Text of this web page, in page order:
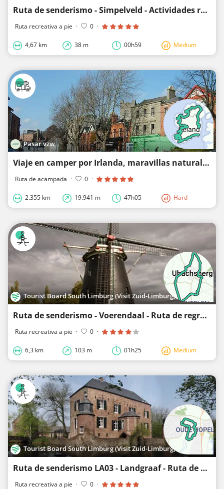
Ruta de senderismo - Simpelveld - Actividades romanas en Bocholtz
Ruta recreativa a pie · 0 ·
4,67 km 38 m 00h59 Medium
Pasar vzw
Viaje en camper por Irlanda, maravillas naturales y encantadoras ciudades
Ruta de acampada · 0 ·
2.355 km 19.941 m 47h05 Hard
Tourist Board South Limburg (Visit Zuid-Limburg)
Ruta de senderismo - Voerendaal - Ruta de regreso atrás
Ruta recreativa a pie · 0 ·
6,3 km 103 m 01h25 Medium
Tourist Board South Limburg (Visit Zuid-Limburg)
Ruta de senderismo LA03 - Landgraaf - Ruta de Oranje Nassau II
Ruta recreativa a pie · 0 ·